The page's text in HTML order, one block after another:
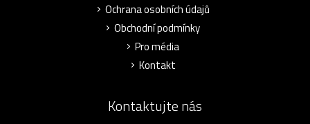
Ochrana osobních údajů
Obchodní podmínky
Pro média
Kontakt
Kontaktujte nás